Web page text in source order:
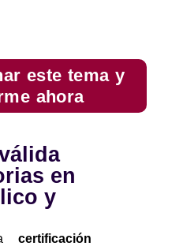
este tema y
ahora
en
y
certificación